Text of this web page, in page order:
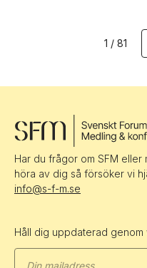
1 / 81
Har du frågor om SFM eller
höra av dig så försöker vi
info@s-f-m.se
Håll dig uppdaterad genom